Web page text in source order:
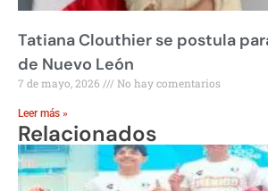
Tatiana Clouthier se postula
de Nuevo León
7 de mayo, 2026 No hay comentarios
Leer más »
Relacionados